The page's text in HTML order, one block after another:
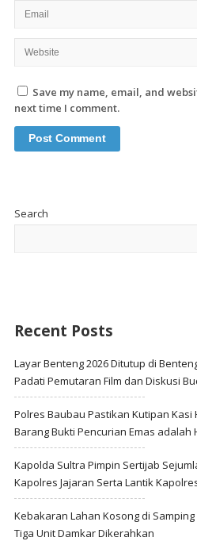
Save my name, email, and
next time I comment.
Search
Recent Posts
Layar Benteng 2026 Ditutup di
Padati Pemutaran Film dan Diskusi
Polres Baubau Pastikan Kutipan Kasi
Barang Bukti Pencurian Emas adalah
Kapolda Sultra Pimpin Sertijab
Kapolres Jajaran Serta Lantik
Kebakaran Lahan Kosong di
Tiga Unit Damkar Dikerahkan